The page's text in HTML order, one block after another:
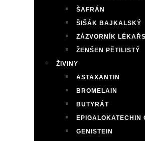
ŠAFRÁN
ŠIŠÁK BAJKALSKÝ
ZÁZVORNÍK
ŽENŠEN PĚTILISTÝ
ŽIVINY
ASTAXANTIN
BROMELAIN
BUTYRÁT
EPIGALOKATECHIN
GENISTEIN